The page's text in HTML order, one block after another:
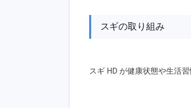
スギの取り組み
スギ HD が健康状態や生活